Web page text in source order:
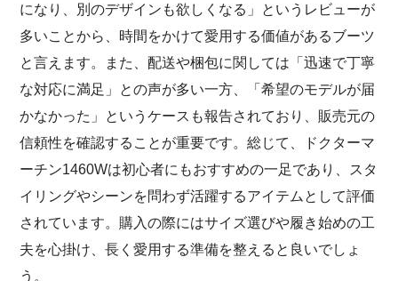
になり、別のデザインも欲しくなる」というレビューが
多いことから、時間をかけて愛用する価値があるブーツ
と言えます。また、配送や梱包に関しては「迅速で丁寧
な対応に満足」との声が多い一方、「希望のモデルが届
かなかった」というケースも報告されており、販売元の
信頼性を確認することが重要です。総じて、ドクターマ
ーチン1460Wは初心者にもおすすめの一足であり、スタ
イリングやシーンを問わず活躍するアイテムとして評価
されています。購入の際にはサイズ選びや履き始めの工
夫を心掛け、長く愛用する準備を整えると良いでしょ
う。